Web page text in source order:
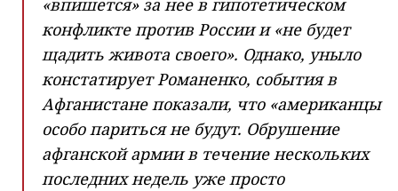
«впишется» за нее в гипотетическом
конфликте против России и «не будет
щадить живота своего». Однако, уныло
констатирует Романенко, события в
Афганистане показали, что «американцы
особо париться не будут. Обрушение
афганской армии в течение нескольких
последних недель уже просто